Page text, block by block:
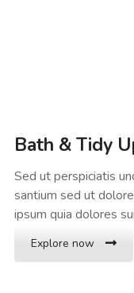
Bath & Tidy
Sed ut perspiciatis
santium sed ut
ipsum quia dolores
Explore now